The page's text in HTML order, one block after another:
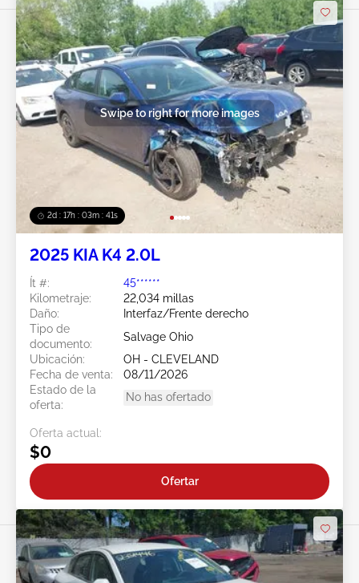
2d : 17h : 03m : 38s
Swipe to right for more images
2025 KIA K4 2.0L
Ít #:
45******
Kilometraje:
22,034 millas
Daño:
Interfaz/Frente derecho
Tipo de
documento:
Salvage Ohio
Ubicación:
OH - CLEVELAND
Fecha de venta:
08/11/2026
Estado de la
oferta:
No has ofertado
Oferta actual:
$0
Ofertar